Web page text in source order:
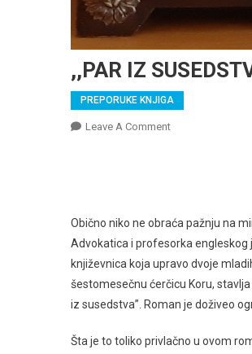
,,PAR IZ
PREPORUKE KNJIGA
Leave A CommentOn
ŠARI
LAPENA
Obično niko ne obraća pažnju na
Advokatica i profesorka engleskog
književnica koja upravo dvoje
šestomesečnu ćerčicu Koru,
iz susedstva”. Roman je doživeo
Šta je to toliko privlačno u ovom